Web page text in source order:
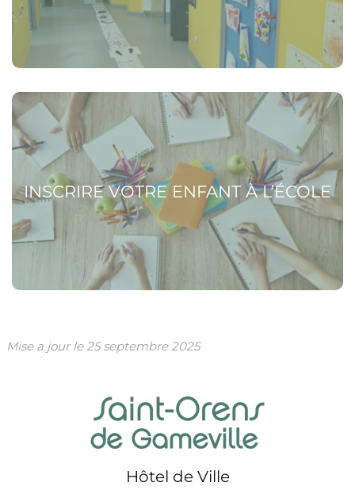
INSCRIRE VOTRE ENFANT À L’ÉCOLE
Voir la page Inscrire votre enfant à l’école
Mise a jour le25 septembre 2025
Hôtel de Ville